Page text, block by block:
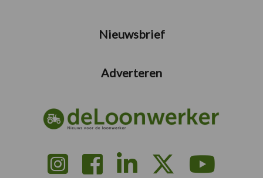
Nieuwsbrief
Adverteren